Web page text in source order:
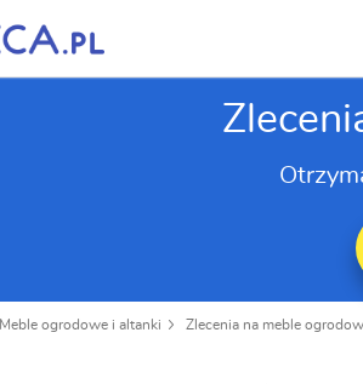
Meble ogrodowe i altanki Zlecenia na meble